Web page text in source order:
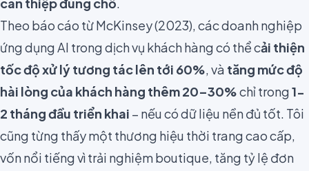
Theo báo cáo từ McKinsey (2023), các doanh nghiệp
ứng dụng AI trong dịch vụ khách hàng có thể cải thiện
tốc độ xử lý tương tác lên tới 60%, và tăng mức độ
hài lòng của khách hàng thêm 20–30%chỉ trong1-
2 tháng đầu triển khai – nếu có dữ liệu nền đủ tốt. Tôi
cũng từng thấy một thương hiệu thời trang cao cấp,
vốn nổi tiếng vì trải nghiệm boutique, tăng tỷ lệ đơn